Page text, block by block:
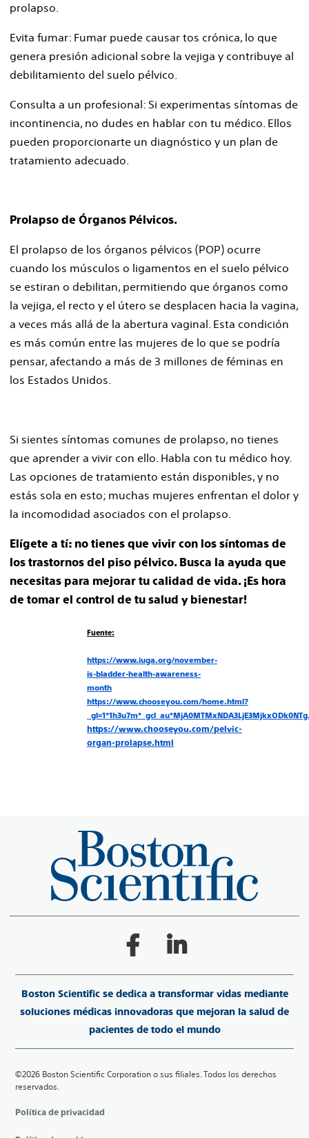
prolapso.
Evita fumar: Fumar puede causar tos crónica, lo que
genera presión adicional sobre la vejiga y contribuye al
debilitamiento del suelo pélvico.
Consulta a un profesional: Si experimentas síntomas de
incontinencia, no dudes en hablar con tu médico. Ellos
pueden proporcionarte un diagnóstico y un plan de
tratamiento adecuado.
Prolapso de Órganos Pélvicos.
El prolapso de los órganos pélvicos (POP) ocurre
cuando los músculos o ligamentos en el suelo pélvico
se estiran o debilitan, permitiendo que órganos como
la vejiga, el recto y el útero se desplacen hacia la vagina,
a veces más allá de la abertura vaginal. Esta condición
es más común entre las mujeres de lo que se podría
pensar, afectando a más de 3 millones de féminas en
los Estados Unidos.
Si sientes síntomas comunes de prolapso, no tienes
que aprender a vivir con ello. Habla con tu médico hoy.
Las opciones de tratamiento están disponibles, y no
estás sola en esto; muchas mujeres enfrentan el dolor y
la incomodidad asociados con el prolapso.
Elígete a tí: no tienes que vivir con los síntomas de
los trastornos del piso pélvico. Busca la ayuda que
necesitas para mejorar tu calidad de vida. ¡Es hora
de tomar el control de tu salud y bienestar!
Fuente:
https://www.iuga.org/november-
is-bladder-health-awareness-
month
https://www.chooseyou.com/home.html?
https://www.chooseyou.com/pelvic-
organ-prolapse.html
Boston Scientific se dedica a transformar vidas mediante
soluciones médicas innovadoras que mejoran la salud de
pacientes de todo el mundo
©2026 Boston Scientific Corporation o sus filiales. Todos los derechos
reservados.
Política de privacidad